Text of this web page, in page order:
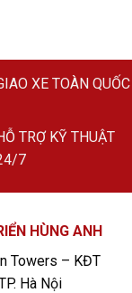
XE TOÀN QUỐC
TRỢ KỸ THUẬT
7
HÙNG ANH
Towers – KĐT
Hà Nội